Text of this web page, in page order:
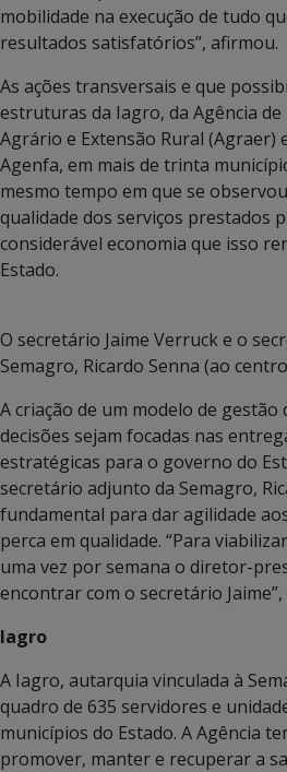
mobilidade na execução de tudo
resultados satisfatórios”, afirmou.
As ações transversais e que
estruturas da Iagro, da Agência
Agrário e Extensão Rural (Agraer)
Agenfa, em mais de trinta
mesmo tempo em que se
qualidade dos serviços prestados
considerável economia que isso
Estado.
O secretário Jaime Verruck e o
Semagro, Ricardo Senna (ao
A criação de um modelo de gestão
decisões sejam focadas nas
estratégicas para o governo do
secretário adjunto da Semagro,
fundamental para dar agilidade
perca em qualidade. “Para
uma vez por semana o diretor-
encontrar com o secretário
Iagro
A Iagro, autarquia vinculada à
quadro de 635 servidores e
municípios do Estado. A Agência
promover, manter e recuperar a